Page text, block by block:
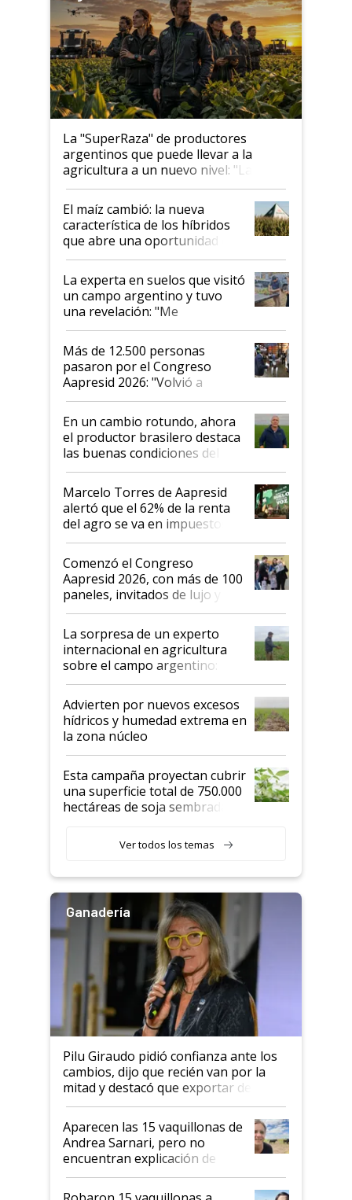
La "SuperRaza" de productores
argentinos que puede llevar a la
agricultura a un nuevo nivel: "Las
posibilidades de crecimiento son
infinitas"
El maíz cambió: la nueva
característica de los híbridos
que abre una oportunidad en
el lote
La experta en suelos que visitó
un campo argentino y tuvo
una revelación: "Me
impresionó mucho"
Más de 12.500 personas
pasaron por el Congreso
Aapresid 2026: "Volvió a
demostrar que hablar del
suelo es hablar de todo el
sistema productivo"
En un cambio rotundo, ahora
el productor brasilero destaca
las buenas condiciones del
agro argentino para invertir:
"Los veo más motivados"
Marcelo Torres de Aapresid
alertó que el 62% de la renta
del agro se va en impuestos:
"No es bueno que en
Argentina se sigan discutiendo
las mismas cosas de hace 50
años"
Comenzó el Congreso
Aapresid 2026, con más de 100
paneles, invitados de lujo y
todas las tendencias
La sorpresa de un experto
internacional en agricultura
sobre el campo argentino:
"Estoy muy impresionado"
Advierten por nuevos excesos
hídricos y humedad extrema en
la zona núcleo
Esta campaña proyectan cubrir
una superficie total de 750.000
hectáreas de soja sembradas
variedades que marcan un
salto tecnológico en genética y
Ver todos los temas
Ganadería
Pilu Giraudo pidió confianza ante los
cambios, dijo que recién van por la
mitad y destacó que exportar dejó de
ser "para unos pocos": "Tenemos un
mandato muy claro del gobierno
nacional"
Aparecen las 15 vaquillonas de
Andrea Sarnari, pero no
encuentran explicación de
cómo llegaron allí